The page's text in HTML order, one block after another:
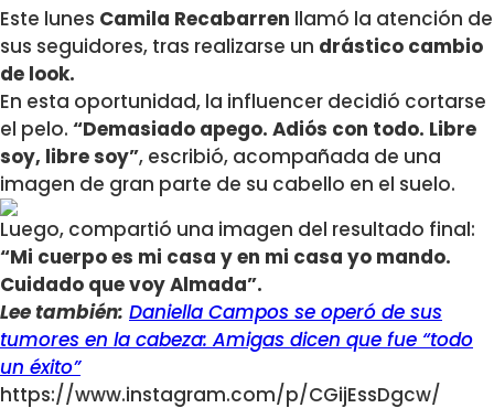
Este lunes Camila Recabarren llamó la atención de
sus seguidores, tras realizarse un drástico cambio
de look.
En esta oportunidad, la influencer decidió cortarse
el pelo. “Demasiado apego. Adiós con todo. Libre
soy, libre soy”, escribió, acompañada de una
imagen de gran parte de su cabello en el suelo.
Luego, compartió una imagen del resultado final:
“Mi cuerpo es mi casa y en mi casa yo mando.
Cuidado que voy Almada”.
Lee también: Daniella Campos se operó de sus
tumores en la cabeza: Amigas dicen que fue “todo
un éxito”
https://www.instagram.com/p/CGijEssDgcw/